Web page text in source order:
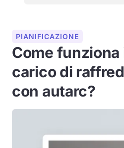
PIANIFICAZIONE
Come
carico di
con autarc?